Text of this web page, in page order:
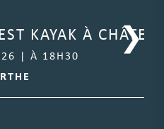
KAYAK À
| À 18H30